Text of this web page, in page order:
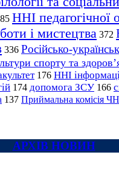
ННІ педагогічної
і мистецтва 372
336 Російсько-
спорту та
176 ННІ
174 допомога ЗСУ 166
137 Приймальна комісія
АРХІВ НОВИН